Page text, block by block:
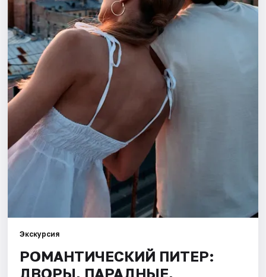
Города
Площадки
Артисты
Рейтинги
Экскурсия
РОМАНТИЧЕСКИЙ ПИТЕР:
ДВОРЫ, ПАРАДНЫЕ,